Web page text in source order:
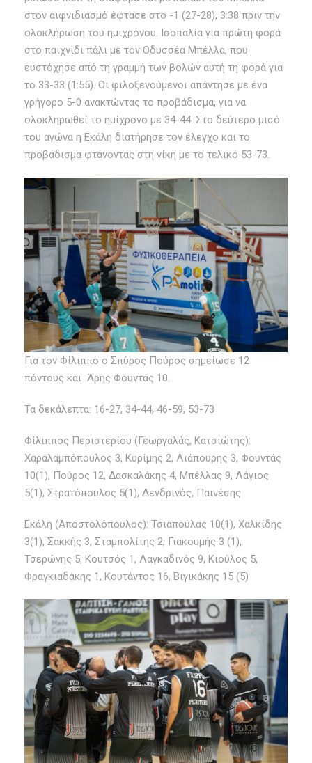
στον αιφνιδιασμό έφτασε στο -1 (27-28), 3:38 πριν την
ολοκλήρωση του ημιχρόνου. Ισοπαλία για πρώτη φορά
στο παιχνίδι πάλι με τον Οδυσσέα Μπέλλα, που
ευστόχησε από τη γραμμή των βολών αυτή τη φορά για
το 33-33 (1:55). Οι φιλοξενούμενοι απάντησε με ένα
γρήγορο 5-0 ανακτώντας το προβάδισμα, για να
ολοκληρωθεί το ημίχρονο με 34-44. Στο δεύτερο μισό
του αγώνα η Εκάλη διατήρησε τον έλεγχο και το
προβάδισμα φτάνοντας στη νίκη με το τελικό 53-73.
Για τον Φίλιππο ο Σπύρος Πούρος σημείωσε 12
πόντους και Άρης Φουντάς 10.
Τα δεκάλεπτα: 16-27, 34-44, 46-59, 53-73
Φίλιππος Περιστερίου (Γεωργαλάς, Κατσιώτης):
Χαραλαμπόπουλος 3, Κυρίμης 2, Λιάπουρης 3, Φουντάς
10(1), Πούρος 12, Δασκαλάκης 4, Μπέλλας 9, Λάγιος
5(1), Στρατόπουλος 5(1), Δενδρινός, Παινέσης
Εκάλη (Αποστολόπουλος): Τσιαπούλας 10(1), Χαλκίδης
3(1), Σακκής 3, Σταμπολίτης 2, Γιακουμής 3 (1),
Τσερώνης 5, Κουτσός 1, Λαγκαδινός 9, Κιούλος 5,
Φραγκιαδάκης 1, Κουτάντος 16, Βιγικάκης 15 (5)